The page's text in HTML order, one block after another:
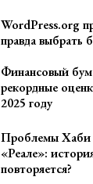
WordPress.org
правда выбрать
Финансовый
рекордные
2025 году
Проблемы Хаби
«Реале»:
повторяется?